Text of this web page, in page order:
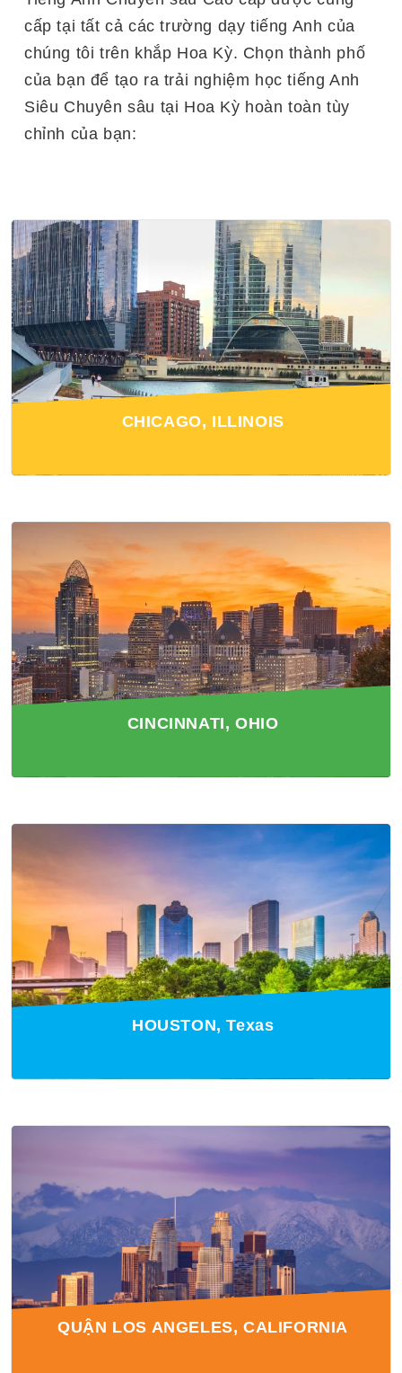
cấp tại tất cả các trường dạy tiếng Anh của
chúng tôi trên khắp Hoa Kỳ. Chọn thành phố
của bạn để tạo ra trải nghiệm học tiếng Anh
Siêu Chuyên sâu tại Hoa Kỳ hoàn toàn tùy
chỉnh của bạn:
CHICAGO, ILLINOIS
CINCINNATI, OHIO
HOUSTON, Texas
QUẬN LOS ANGELES, CALIFORNIA